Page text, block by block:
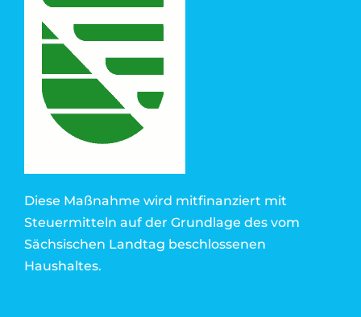
Diese Maßnahme wird mitfinanziert mit
Steuermitteln auf der Grundlage des vom
Sächsischen Landtag beschlossenen
Haushaltes.